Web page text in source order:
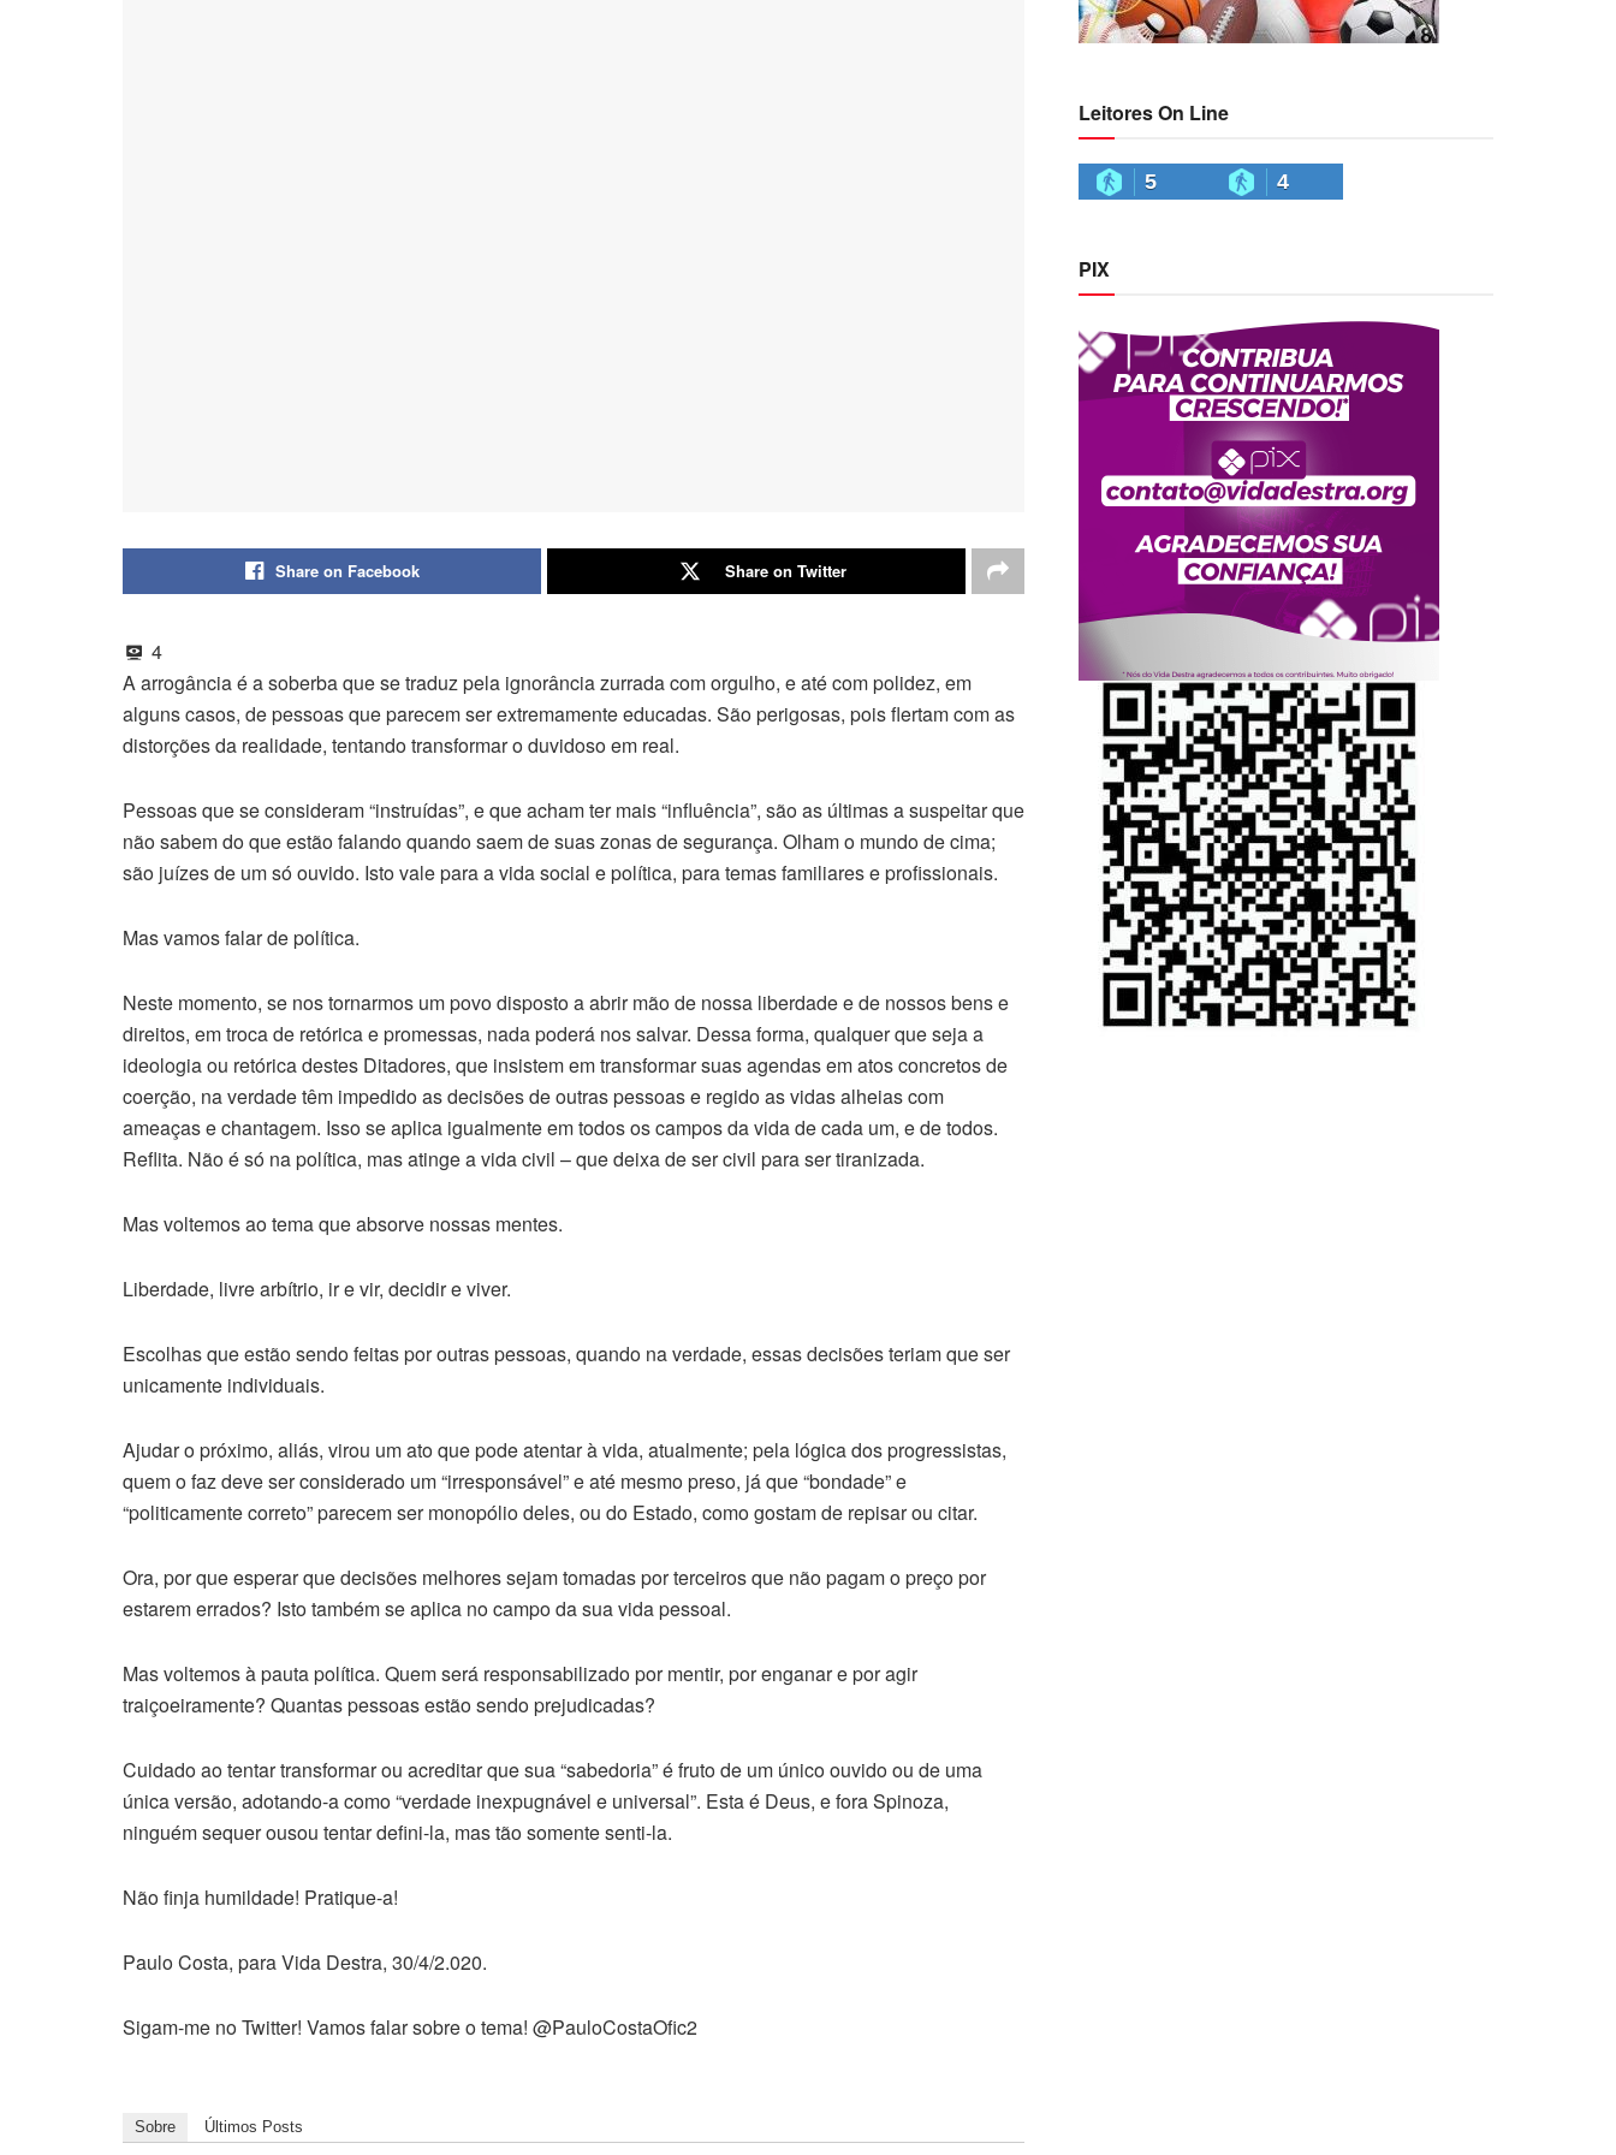
Share on Facebook Share on Twitter
4
A arrogância é a soberba que se traduz pela ignorância zurrada com orgulho, e até com polidez, em
alguns casos, de pessoas que parecem ser extremamente educadas. São perigosas, pois flertam com as
distorções da realidade, tentando transformar o duvidoso em real.
Pessoas que se consideram “instruídas”, e que acham ter mais “influência”, são as últimas a suspeitar que
não sabem do que estão falando quando saem de suas zonas de segurança. Olham o mundo de cima;
são juízes de um só ouvido. Isto vale para a vida social e política, para temas familiares e profissionais.
Mas vamos falar de política.
Neste momento, se nos tornarmos um povo disposto a abrir mão de nossa liberdade e de nossos bens e
direitos, em troca de retórica e promessas, nada poderá nos salvar. Dessa forma, qualquer que seja a
ideologia ou retórica destes Ditadores, que insistem em transformar suas agendas em atos concretos de
coerção, na verdade têm impedido as decisões de outras pessoas e regido as vidas alheias com
ameaças e chantagem. Isso se aplica igualmente em todos os campos da vida de cada um, e de todos.
Reflita. Não é só na política, mas atinge a vida civil – que deixa de ser civil para ser tiranizada.
Mas voltemos ao tema que absorve nossas mentes.
Liberdade, livre arbítrio, ir e vir, decidir e viver.
Escolhas que estão sendo feitas por outras pessoas, quando na verdade, essas decisões teriam que ser
unicamente individuais.
Ajudar o próximo, aliás, virou um ato que pode atentar à vida, atualmente; pela lógica dos progressistas,
quem o faz deve ser considerado um “irresponsável” e até mesmo preso, já que “bondade” e
“politicamente correto” parecem ser monopólio deles, ou do Estado, como gostam de repisar ou citar.
Ora, por que esperar que decisões melhores sejam tomadas por terceiros que não pagam o preço por
estarem errados? Isto também se aplica no campo da sua vida pessoal.
Mas voltemos à pauta política. Quem será responsabilizado por mentir, por enganar e por agir
traiçoeiramente? Quantas pessoas estão sendo prejudicadas?
Cuidado ao tentar transformar ou acreditar que sua “sabedoria” é fruto de um único ouvido ou de uma
única versão, adotando-a como “verdade inexpugnável e universal”. Esta é Deus, e fora Spinoza,
ninguém sequer ousou tentar defini-la, mas tão somente senti-la.
Não finja humildade! Pratique-a!
Paulo Costa, para Vida Destra, 30/4/2.020.
Sigam-me no Twitter! Vamos falar sobre o tema! @PauloCostaOfic2
Sobre Últimos Posts
Leitores On Line
5 4
PIX